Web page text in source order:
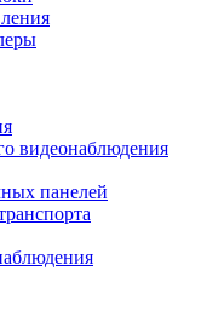
видеонаблюдения
панелей